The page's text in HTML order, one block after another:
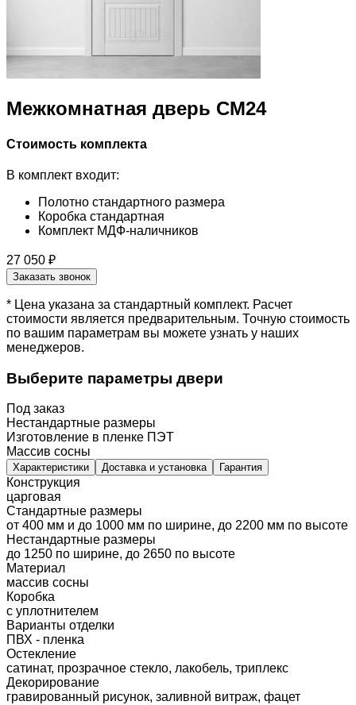
Межкомнатная дверь CM24
Стоимость комплекта
В комплект входит:
Полотно стандартного размера
Коробка стандартная
Комплект МДФ-наличников
27 050 ₽
Заказать звонок
* Цена указана за стандартный комплект. Расчет
стоимости является предварительным. Точную стоимость
по вашим параметрам вы можете узнать у наших
менеджеров.
Выберите параметры двери
Под заказ
Нестандартные размеры
Изготовление в пленке ПЭТ
Массив сосны
Характеристики Доставка и установка Гарантия
Конструкция
царговая
Стандартные размеры
от 400 мм и до 1000 мм по ширине, до 2200 мм по высоте
Нестандартные размеры
до 1250 по ширине, до 2650 по высоте
Материал
массив сосны
Коробка
с уплотнителем
Варианты отделки
ПВХ - пленка
Остекление
сатинат, прозрачное стекло, лакобель, триплекс
Декорирование
гравированный рисунок, заливной витраж, фацет